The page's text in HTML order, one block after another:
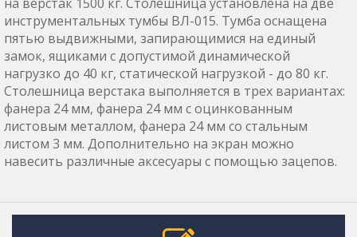
инструментальных тумбы ВЛ-015. Тумба оснащена
пятью выдвижными, запирающимися на единый
замок, ящиками с допустимой динамической
нагрузко до 40 кг, статической нагрузкой - до 80 кг.
Столешница верстака выполняется в трех вариантах:
фанера 24 мм, фанера 24 мм с оцинкованным
листовым металлом, фанера 24 мм со стальным
листом 3 мм. Дополнительно на экран можно
навесить различные аксесуары с помощью зацепов.